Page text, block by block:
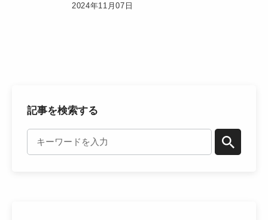
2024年11月07日
記事を検索する